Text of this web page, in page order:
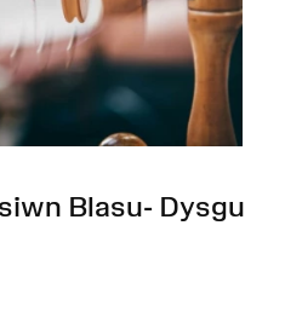
Blasu- Dysgu